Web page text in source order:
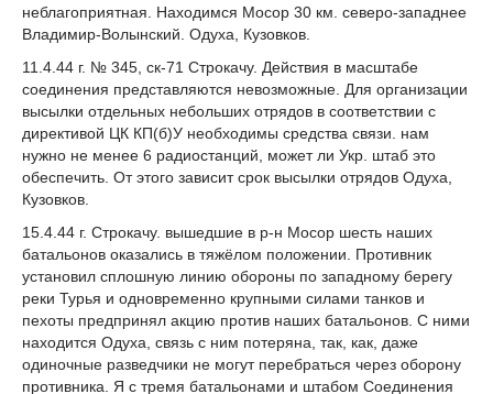
неблагоприятная. Находимся Мосор 30 км. северо-западнее
Владимир-Волынский. Одуха, Кузовков.
11.4.44 г. № 345, ск-71 Строкачу. Действия в масштабе
соединения представляются невозможные. Для организации
высылки отдельных небольших отрядов в соответствии с
директивой ЦК КП(б)У необходимы средства связи. нам
нужно не менее 6 радиостанций, может ли Укр. штаб это
обеспечить. От этого зависит срок высылки отрядов Одуха,
Кузовков.
15.4.44 г. Строкачу. вышедшие в р-н Мосор шесть наших
батальонов оказались в тяжёлом положении. Противник
установил сплошную линию обороны по западному берегу
реки Турья и одновременно крупными силами танков и
пехоты предпринял акцию против наших батальонов. С ними
находится Одуха, связь с ним потеряна, так, как, даже
одиночные разведчики не могут перебраться через оборону
противника. Я с тремя батальонами и штабом Соединения